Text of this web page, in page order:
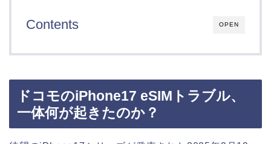
OPEN
Contents
ドコモのiPhone17 eSIMトラブル、
一体何が起きたのか？